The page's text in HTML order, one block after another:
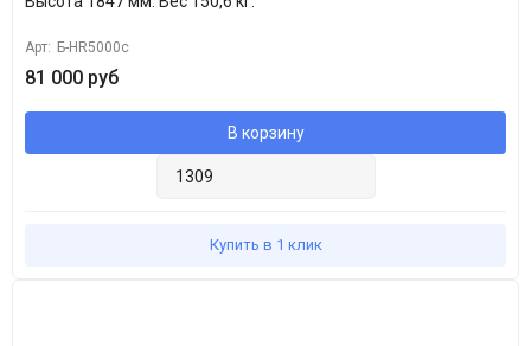
Арт: Б-HR5000с
81 000 руб
В корзину
Купить в 1 клик